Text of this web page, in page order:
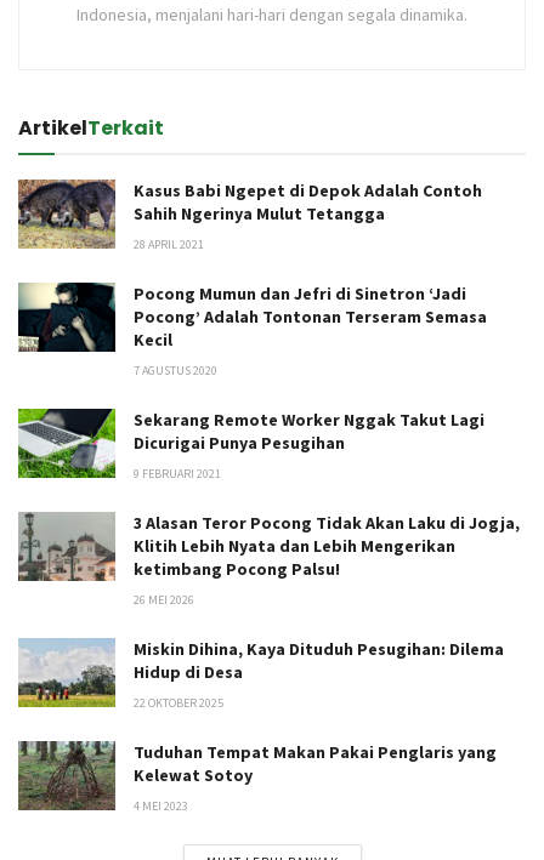
Indonesia, menjalani hari-hari dengan segala dinamika.
ArtikelTerkait
Kasus Babi Ngepet di Depok Adalah Contoh
Sahih Ngerinya Mulut Tetangga
28 APRIL 2021
Pocong Mumun dan Jefri di Sinetron ‘Jadi
Pocong’ Adalah Tontonan Terseram Semasa
Kecil
7 AGUSTUS 2020
Sekarang Remote Worker Nggak Takut Lagi
Dicurigai Punya Pesugihan
9 FEBRUARI 2021
3 Alasan Teror Pocong Tidak Akan Laku di Jogja,
Klitih Lebih Nyata dan Lebih Mengerikan
ketimbang Pocong Palsu!
26 MEI 2026
Miskin Dihina, Kaya Dituduh Pesugihan: Dilema
Hidup di Desa
22 OKTOBER 2025
Tuduhan Tempat Makan Pakai Penglaris yang
Kelewat Sotoy
4 MEI 2023